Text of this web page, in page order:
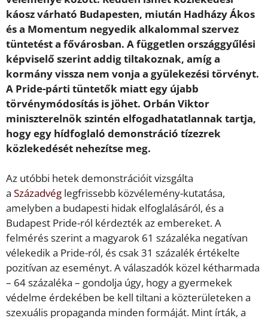
káosz várható Budapesten, miután Hadházy Ákos
és a Momentum negyedik alkalommal szervez
tüntetést a fővárosban. A független országgyűlési
képviselő szerint addig tiltakoznak, amíg a
kormány vissza nem vonja a gyülekezési törvényt.
A Pride-párti tüntetők miatt egy újabb
törvénymódosítás is jöhet. Orbán Viktor
miniszterelnök szintén elfogadhatatlannak tartja,
hogy egy hídfoglaló demonstráció tízezrek
közlekedését nehezítse meg.
Az utóbbi hetek demonstrációit vizsgálta
a Századvég legfrissebb közvélemény-kutatása,
amelyben a budapesti hidak elfoglalásáról, és a
Budapest Pride-ról kérdezték az embereket. A
felmérés szerint a magyarok 61 százaléka negatívan
vélekedik a Pride-ról, és csak 31 százalék értékelte
pozitívan az eseményt. A válaszadók közel kétharmada
– 64 százaléka – gondolja úgy, hogy a gyermekek
védelme érdekében be kell tiltani a közterületeken a
szexuális propaganda minden formáját. Mint írták, a